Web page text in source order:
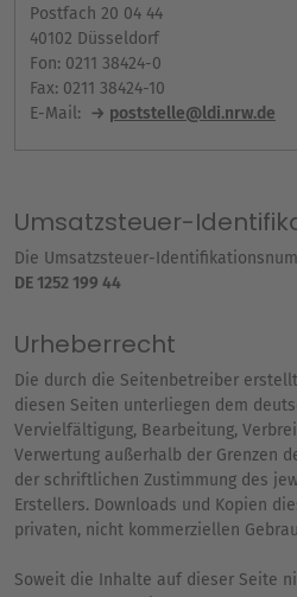
Postfach 20 04 44
40102 Düsseldorf
Fon: 0211 38424-0
Fax: 0211 38424-10
E-Mail:
poststelle@ldi.nrw.de
Umsatzsteuer-
Die Umsatzsteuer-
DE 1252 199 44
Urheberrecht
Die durch die Seitenbetreiber
diesen Seiten unterliegen dem
Vervielfältigung, Bearbeitung,
Verwertung außerhalb der Grenzen
der schriftlichen Zustimmung des
Erstellers. Downloads und Kopien
privaten, nicht kommerziellen
Soweit die Inhalte auf dieser Seite